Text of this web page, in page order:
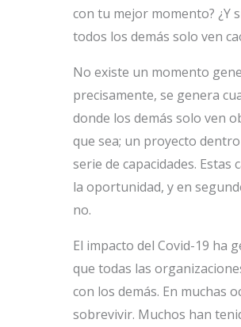
con tu mejor momento? ¿Y
todos los demás solo ven
No existe un momento
precisamente, se genera
donde los demás solo ven
que sea; un proyecto
serie de capacidades.
la oportunidad, y en
no.
El impacto del Covid-19 ha
que todas las
con los demás. En muchas
sobrevivir. Muchos han